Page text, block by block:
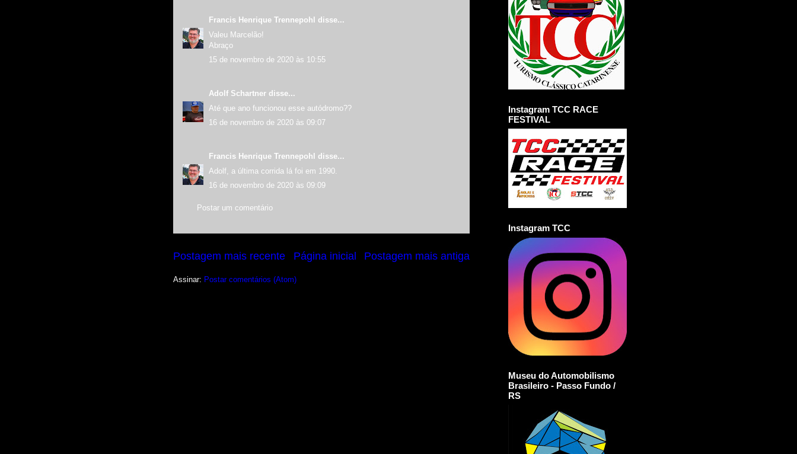
Francis Henrique Trennepohl
disse...
Valeu Marcelão!
Abraço
15 de novembro de 2020 às 10:55
Adolf Schartner disse...
Até que ano funcionou esse autódromo??
16 de novembro de 2020 às 09:07
Francis Henrique Trennepohl
disse...
Adolf, a última corrida lá foi em 1990.
16 de novembro de 2020 às 09:09
Postar um comentário
Postagem mais recente Postagem mais antiga
Página inicial
Assinar: Postar comentários (Atom)
Instagram TCC RACE
FESTIVAL
Instagram TCC
Museu do Automobilismo
Brasileiro - Passo Fundo /
RS